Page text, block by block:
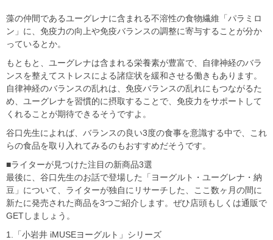
藻の仲間であるユーグレナに含まれる不溶性の食物繊維「パラミロ
ン」に、免疫力の向上や免疫バランスの調整に寄与することが分か
っているとか。
もともと、ユーグレナは含まれる栄養素が豊富で、自律神経のバラ
ンスを整えてストレスによる諸症状を緩和させる働きもあります。
自律神経のバランスの乱れは、免疫バランスの乱れにもつながるた
め、ユーグレナを習慣的に摂取することで、免疫力をサポートして
くれることが期待できるそうですよ。
谷口先生によれば、バランスの良い3度の食事を意識する中で、これ
らの食品を取り入れてみるのもおすすめだそうです。
■ライターが見つけた注目の新商品3選
最後に、谷口先生のお話で登場した「ヨーグルト・ユーグレナ・納
豆」について、ライターが独自にリサーチした、ここ数ヶ月の間に
新たに発売された商品を3つご紹介します。ぜひ店頭もしくは通販で
GETしましょう。
1.「小岩井 iMUSEヨーグルト」シリーズ